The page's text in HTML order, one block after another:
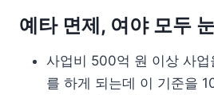
예타 면제, 여야 모두
사업비 500억 원 이상 사
를 하게 되는데 이 기준을